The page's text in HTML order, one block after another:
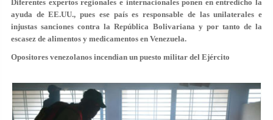
Diferentes expertos regionales e internacionales ponen en entredicho la
ayuda de EE.UU., pues ese país es responsable de las unilaterales e
injustas sanciones contra la República Bolivariana y por tanto de la
escasez de alimentos y medicamentos en Venezuela.
Opositores venezolanos incendian un puesto militar del Ejército